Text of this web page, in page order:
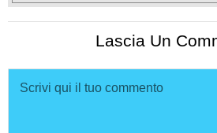
Lascia Un